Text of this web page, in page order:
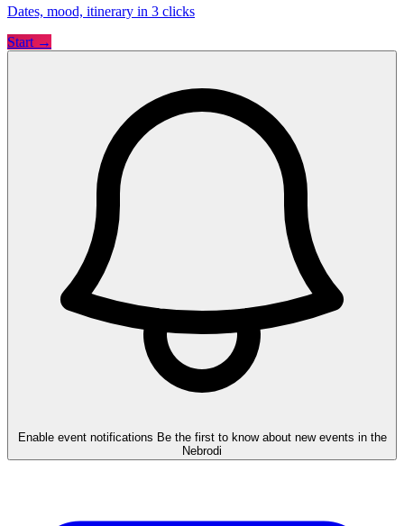
Dates, mood, itinerary in 3 clicks
Start →
Enable event notifications Be the first to know about new events in the
Nebrodi